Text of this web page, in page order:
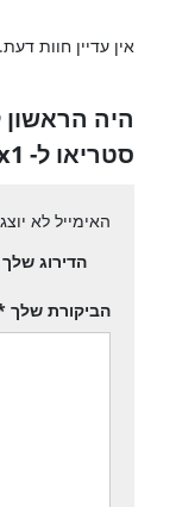
אין עדיין חוות דעת.
סטריאו ל- RCAx1 נקבה”
האימייל לא
הדירוג שלך
הביקורת שלך